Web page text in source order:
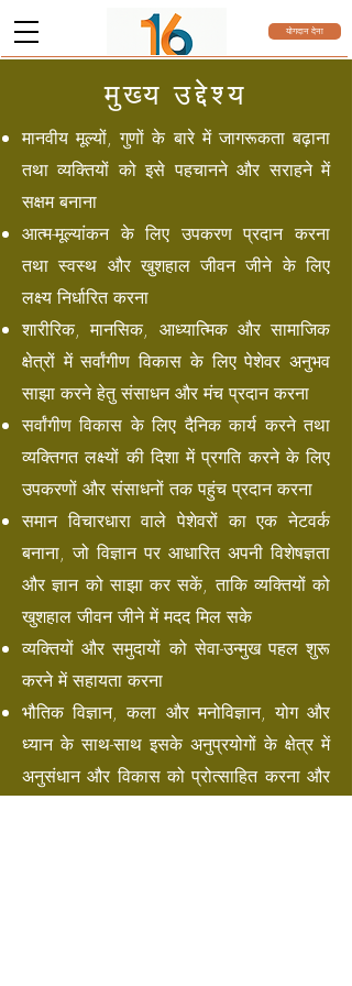
योगदान देना
मुख्य उद्देश्य
मानवीय मूल्यों, गुणों के बारे में जागरूकता बढ़ाना
तथा व्यक्तियों को इसे पहचानने और सराहने में
सक्षम बनाना
आत्म-मूल्यांकन के लिए उपकरण प्रदान करना
तथा स्वस्थ और खुशहाल जीवन जीने के लिए
लक्ष्य निर्धारित करना
शारीरिक, मानसिक, आध्यात्मिक और सामाजिक
क्षेत्रों में सर्वांगीण विकास के लिए पेशेवर अनुभव
साझा करने हेतु संसाधन और मंच प्रदान करना
सर्वांगीण विकास के लिए दैनिक कार्य करने तथा
व्यक्तिगत लक्ष्यों की दिशा में प्रगति करने के लिए
उपकरणों और संसाधनों तक पहुंच प्रदान करना
समान विचारधारा वाले पेशेवरों का एक नेटवर्क
बनाना, जो विज्ञान पर आधारित अपनी विशेषज्ञता
और ज्ञान को साझा कर सकें, ताकि व्यक्तियों को
खुशहाल जीवन जीने में मदद मिल सके
व्यक्तियों और समुदायों को सेवा-उन्मुख पहल शुरू
करने में सहायता करना
भौतिक विज्ञान, कला और मनोविज्ञान, योग और
ध्यान के साथ-साथ इसके अनुप्रयोगों के क्षेत्र में
अनुसंधान और विकास को प्रोत्साहित करना और